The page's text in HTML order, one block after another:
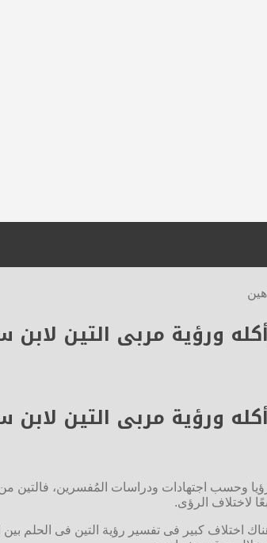
ورؤية مربى التين
ورؤية مربى التين
وحسب اجتهادات ودراسات المُفسرين، فالتين من
لاختلاف الرؤى.
كبير فى تفسير رؤية التين فى الحلم بين